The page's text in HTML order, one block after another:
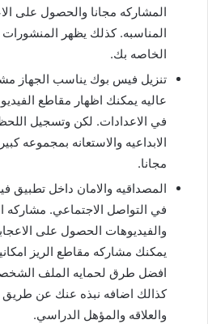
المشاركه مجانا والحصول على
المناسبه. كذلك يظهر
الخاصه بك.
تنزيل فيس بوك يناسب الجهاز
عاليه يمكنك اظهار مقاطع
في الاعدادات. لكن وتسجيل
الابداعيه والاستعانه بمجموعه
مجانا.
المصداقيه والامان داخل تطبيق
في التواصل الاجتماعي. مشاركه
والفيديوهات الحصول على
يمكنك مشاركه مقاطع الريز
افضل طرق لحمايه الملف
كذالك اضافه نبذه عنك عن طريق
والعلاقه والمؤهل الدراسي.